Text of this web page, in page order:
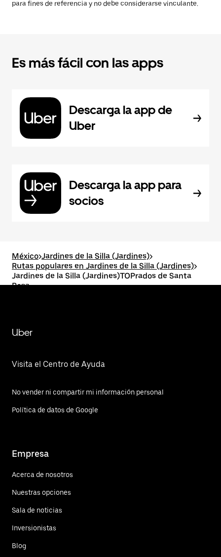
para fines de referencia y no debe considerarse vinculante.
Es más fácil con las apps
Descarga la app de
Uber
Descarga la app para
socios
México>Jardines de la Silla (Jardines)>
Rutas populares en Jardines de la Silla (Jardines)>
Jardines de la Silla (Jardines)TOPrados de Santa
Rosa
Uber
Visita el Centro de Ayuda
No vender ni compartir mi información personal
Política de datos de Google
Empresa
Acerca de nosotros
Nuestras opciones
Sala de noticias
Inversionistas
Blog